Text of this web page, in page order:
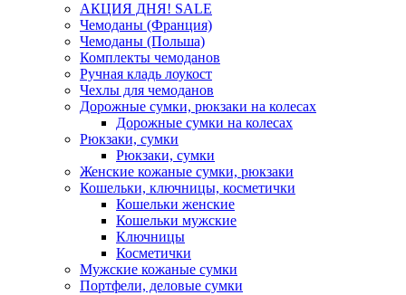
АКЦИЯ ДНЯ! SALE
Чемоданы (Франция)
Чемоданы (Польша)
Комплекты чемоданов
Ручная кладь лоукост
Чехлы для чемоданов
Дорожные сумки, рюкзаки на колесах
Дорожные сумки на колесах
Рюкзаки, сумки
Рюкзаки, сумки
Женские кожаные сумки, рюкзаки
Кошельки, ключницы, косметички
Кошельки женские
Кошельки мужские
Ключницы
Косметички
Мужские кожаные сумки
Портфели, деловые сумки